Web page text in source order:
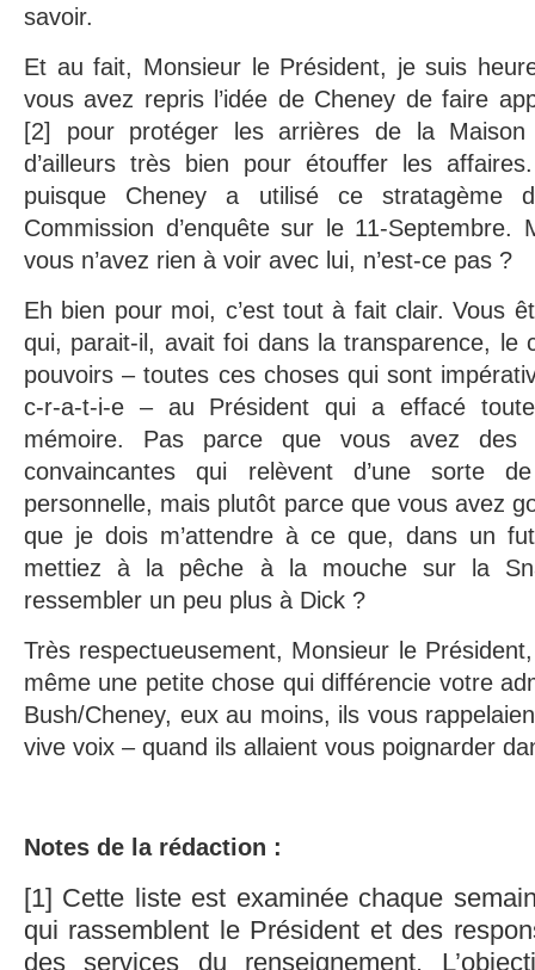
savoir.
Et au fait, Monsieur le Président, je suis
vous avez repris l’idée de Cheney de faire
[2] pour protéger les arrières de la Maison
d’ailleurs très bien pour étouffer les
puisque Cheney a utilisé ce stratagème
Commission d’enquête sur le 11-Septembre.
vous n’avez rien à voir avec lui, n’est-ce pas ?
Eh bien pour moi, c’est tout à fait clair. Vous
qui, parait-il, avait foi dans la transparence, le
pouvoirs – toutes ces choses qui sont
c-r-a-t-i-e – au Président qui a effacé
mémoire. Pas parce que vous avez des
convaincantes qui relèvent d’une sorte
personnelle, mais plutôt parce que vous avez
que je dois m’attendre à ce que, dans un
mettiez à la pêche à la mouche sur la
ressembler un peu plus à Dick ?
Très respectueusement, Monsieur le
même une petite chose qui différencie votre
Bush/Cheney, eux au moins, ils vous
vive voix – quand ils allaient vous poignarder
Notes de la rédaction :
[1] Cette liste est examinée chaque
qui rassemblent le Président et des
des services du renseignement.